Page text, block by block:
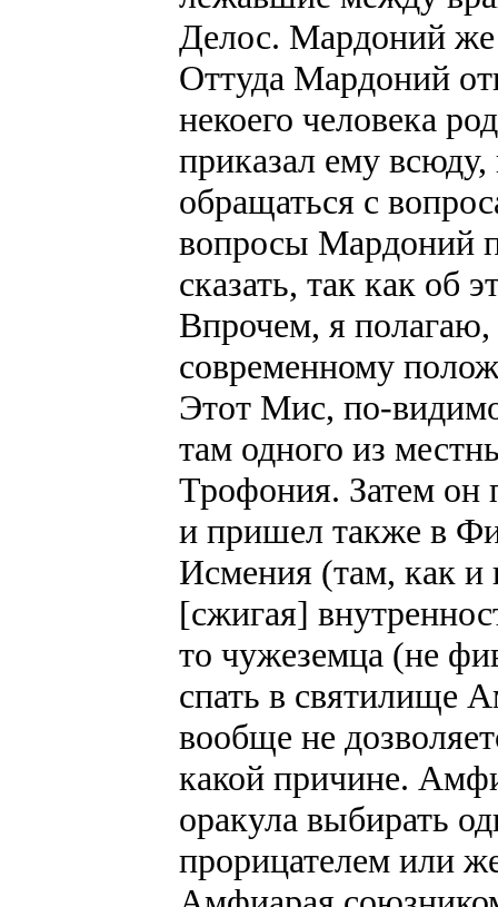
Делос. Мардоний же
Оттуда Мардоний
некоего человека
приказал ему
обращаться с
вопросы Мардоний
сказать, так как об
Впрочем, я
современному
Этот Мис, по-
там одного из
Трофония. Затем он
и пришел также в
Исмения (там, как
[сжигая]
то чужеземца (не
спать в святилище
вообще не
какой причине.
оракула выбирать
прорицателем или